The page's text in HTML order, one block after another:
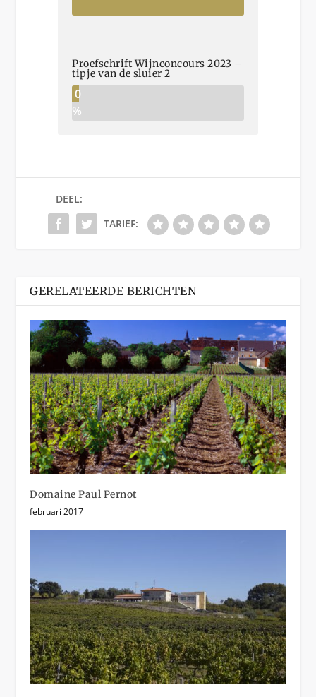
Proefschrift Wijnconcours 2023 –
tipje van de sluier 2
0
%
DEEL:
TARIEF:
GERELATEERDE BERICHTEN
Domaine Paul Pernot
februari 2017